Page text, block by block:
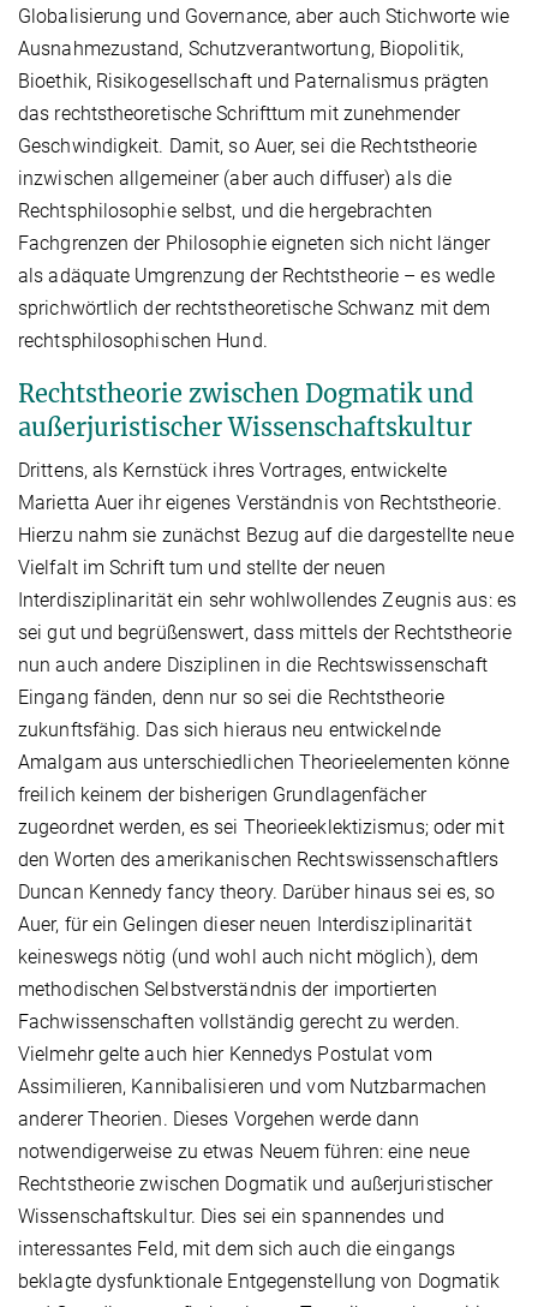
Globalisierung und Governance, aber auch Stichworte wie
Ausnahmezustand, Schutzverantwortung, Biopolitik,
Bioethik, Risikogesellschaft und Paternalismus prägten
das rechtstheoretische Schrifttum mit zunehmender
Geschwindigkeit. Damit, so Auer, sei die Rechtstheorie
inzwischen allgemeiner (aber auch diffuser) als die
Rechtsphilosophie selbst, und die hergebrachten
Fachgrenzen der Philosophie eigneten sich nicht länger
als adäquate Umgrenzung der Rechtstheorie – es wedle
sprichwörtlich der rechtstheoretische Schwanz mit dem
rechtsphilosophischen Hund.
Rechtstheorie zwischen Dogmatik und
außerjuristischer Wissenschaftskultur
Drittens, als Kernstück ihres Vortrages, entwickelte
Marietta Auer ihr eigenes Verständnis von Rechtstheorie.
Hierzu nahm sie zunächst Bezug auf die dargestellte neue
Vielfalt im Schrift tum und stellte der neuen
Interdisziplinarität ein sehr wohlwollendes Zeugnis aus: es
sei gut und begrüßenswert, dass mittels der Rechtstheorie
nun auch andere Disziplinen in die Rechtswissenschaft
Eingang fänden, denn nur so sei die Rechtstheorie
zukunftsfähig. Das sich hieraus neu entwickelnde
Amalgam aus unterschiedlichen Theorieelementen könne
freilich keinem der bisherigen Grundlagenfächer
zugeordnet werden, es sei Theorieeklektizismus; oder mit
den Worten des amerikanischen Rechtswissenschaftlers
Duncan Kennedy fancy theory. Darüber hinaus sei es, so
Auer, für ein Gelingen dieser neuen Interdisziplinarität
keineswegs nötig (und wohl auch nicht möglich), dem
methodischen Selbstverständnis der importierten
Fachwissenschaften vollständig gerecht zu werden.
Vielmehr gelte auch hier Kennedys Postulat vom
Assimilieren, Kannibalisieren und vom Nutzbarmachen
anderer Theorien. Dieses Vorgehen werde dann
notwendigerweise zu etwas Neuem führen: eine neue
Rechtstheorie zwischen Dogmatik und außerjuristischer
Wissenschaftskultur. Dies sei ein spannendes und
interessantes Feld, mit dem sich auch die eingangs
beklagte dysfunktionale Entgegenstellung von Dogmatik